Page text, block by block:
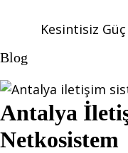
Kesintisiz
Blog
Antalya
Netkosistem